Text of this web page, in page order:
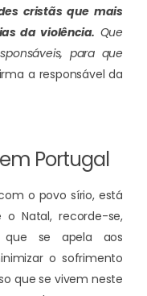
cristãs que mais
da violência. Que
para que
a responsável da
Portugal
o povo sírio, está
Natal, recorde-se,
se apela aos
o sofrimento
que se vivem neste